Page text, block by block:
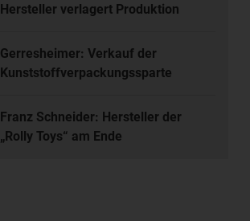
Hersteller verlagert Produktion
Gerresheimer: Verkauf der
Kunststoffverpackungssparte
Franz Schneider: Hersteller der
„Rolly Toys“ am Ende